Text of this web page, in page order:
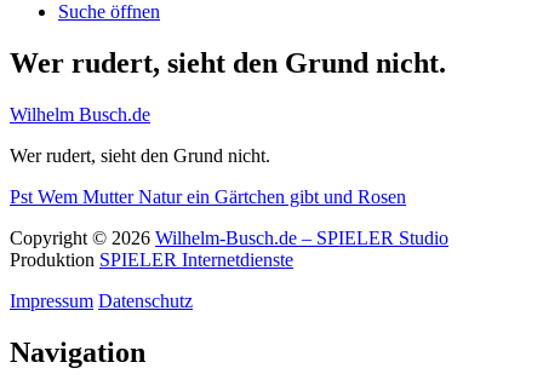
Suche öffnen
Wer rudert, sieht den Grund nicht.
Wilhelm Busch.de
Wer rudert, sieht den Grund nicht.
Pst Wem Mutter Natur ein Gärtchen gibt und Rosen
Copyright © 2026 Wilhelm-Busch.de – SPIELER Studio
Produktion SPIELER Internetdienste
Impressum Datenschutz
Navigation